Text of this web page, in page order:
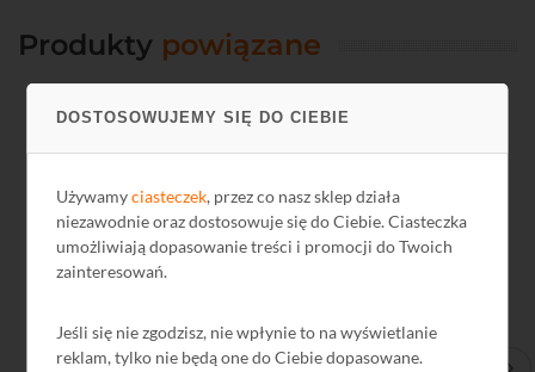
DOSTOSOWUJEMY SIĘ DO CIEBIE
Używamyciasteczek, przez co nasz sklep działa
niezawodnie oraz dostosowuje się do Ciebie. Ciasteczka
umożliwiają dopasowanie treści i promocji do Twoich
zainteresowań.
Jeśli się nie zgodzisz, nie wpłynie to na wyświetlanie
reklam, tylko nie będą one do Ciebie dopasowane.
Produkty powiązane
Kod: G3602